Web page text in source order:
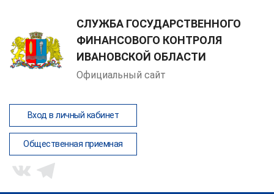
СЛУЖБА ГОСУДАРСТВЕННОГО
ФИНАНСОВОГО КОНТРОЛЯ
ИВАНОВСКОЙ ОБЛАСТИ
Официальный сайт
Вход в личный кабинет
Общественная приемная